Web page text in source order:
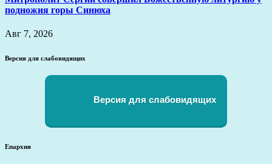
подножия горы Синюха
Авг 7, 2026
Версия для слабовидящих
Версия для слабовидящих
Епархия